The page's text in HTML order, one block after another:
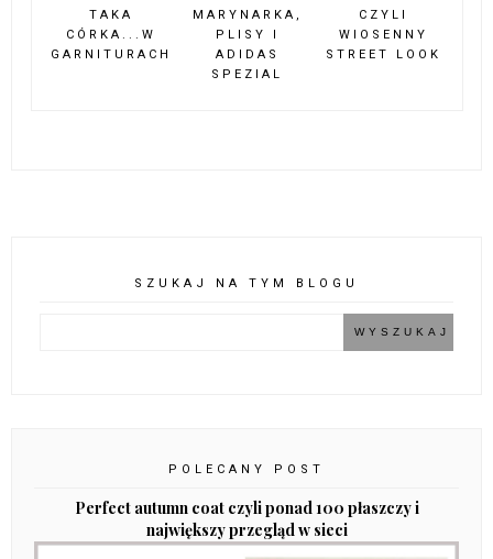
TAKA
CÓRKA...W
GARNITURACH
MARYNARKA,
PLISY I
ADIDAS
SPEZIAL
CZYLI
WIOSENNY
STREET LOOK
SZUKAJ NA TYM BLOGU
POLECANY POST
Perfect autumn coat czyli ponad 100 płaszczy i
największy przegląd w sieci